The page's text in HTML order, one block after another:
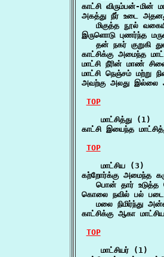
காட்சி விரும்பன்-
அகத்து நீர் உடை
மிகுத்த நூல்
இருளொடு புணர்ந்த
தன் நகர் குறுகி
காட்சிக்கு அமைந்த
மாட்சி நீரின் மாண்
மாட்சி நெஞ்சம் மற்று
அவற்கு அலது இல்லை
TOP
    மாட்சித்து (1)
காட்சி இயைந்த
TOP
    மாட்சிய (3)
கற்றோர்க்கு அமைந்த
பொன் தார் உடுத்த
கொலை நவில் பல்
மலை நிமிர்ந்து
காட்சிக்கு ஆகா
TOP
    மாட்சியர் (1)